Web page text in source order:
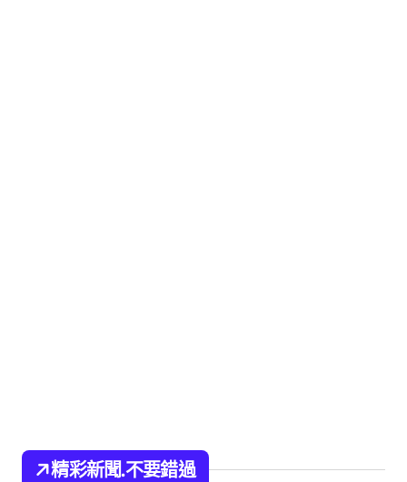
精彩新聞.不要錯過